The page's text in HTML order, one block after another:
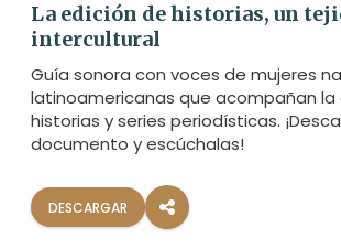
La edición de historias, un
intercultural
Guía sonora con voces de mujeres
latinoamericanas que acompañan
historias y series periodísticas.
documento y escúchalas!
DESCARGAR